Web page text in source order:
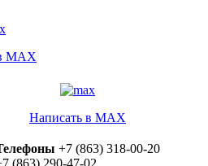
MAX
Написать в MAX
+7 (863) 318-00-20
(863) 290-47-02